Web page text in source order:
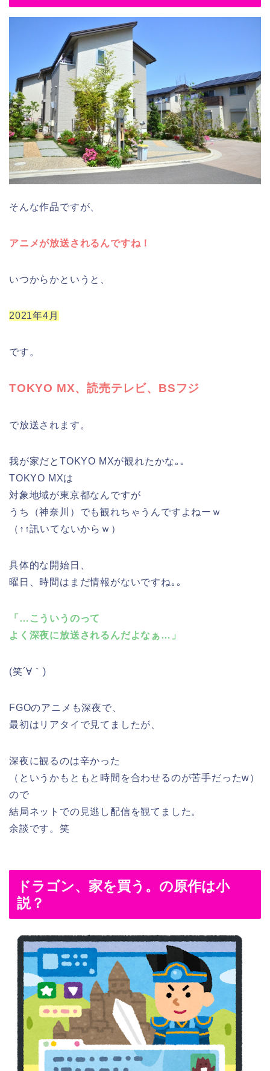
そんな作品ですが、
アニメが放送されるんですね！
いつからかというと、
2021年4月
です。
TOKYO MX、読売テレビ、BSフジ
で放送されます。
我が家だとTOKYO MXが観れたかな｡｡
TOKYO MXは
対象地域が東京都なんですが
うち（神奈川）でも観れちゃうんですよねーｗ
（↑↑訊いてないからｗ）
具体的な開始日、
曜日、時間はまだ情報がないですね｡｡
「…こういうのって
よく深夜に放送されるんだよなぁ…」
(笑´∀｀)
FGOのアニメも深夜で、
最初はリアタイで見てましたが、
深夜に観るのは辛かった
（というかもともと時間を合わせるのが苦手だったw）
ので
結局ネットでの見逃し配信を観てました。
余談です。笑
ドラゴン、家を買う。の原作は小
説？